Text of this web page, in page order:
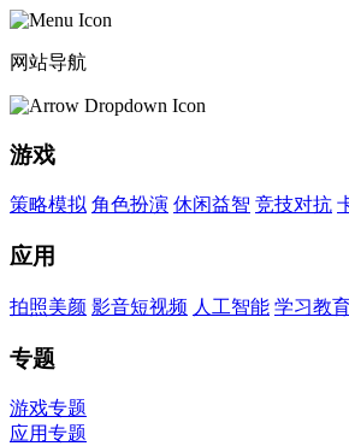
网站导航
游戏
策略模拟 角色扮演 休闲益智 竞技对抗
应用
拍照美颜 影音短视频 人工智能 学习教
专题
游戏专题
应用专题